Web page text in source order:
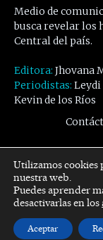
Medio de
busca revelar los
Central del país.
Editora: Jhovana
Periodistas: Leydi
Kevin de los Ríos
Utilizamos cookies
nuestra web.
Puedes aprender
desactivarlas en los
Aceptar